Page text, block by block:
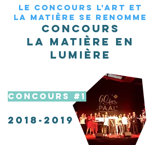
CONCOURS #1
2018-2019
LE CONCOURS L'ART ET
LA MATIÈRE SE RENOMME
CONCOURS
LA MATIÈRE EN
LUMIÈRE